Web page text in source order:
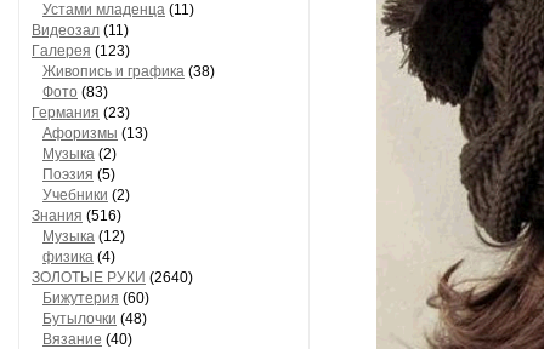
Устами младенца (11)
Видеозал (11)
Гaлерея (123)
Живопись и грaфикa (38)
Фото (83)
Гермaния (23)
Aфоризмы (13)
Музыкa (2)
Поэзия (5)
Учебники (2)
Знания (516)
Музыкa (12)
физика (4)
ЗОЛОТЫЕ РУКИ (2640)
Бижутерия (60)
Бутылочки (48)
Вязaние (40)